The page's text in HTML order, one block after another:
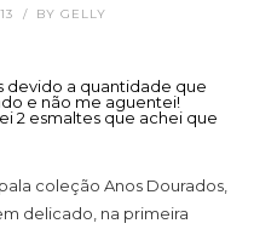
BY GELLY
devido a quantidade que
e não me aguentei!
2 esmaltes que achei que
coleção Anos Dourados,
delicado, na primeira